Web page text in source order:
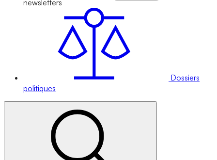
newsletters
Dossiers
politiques